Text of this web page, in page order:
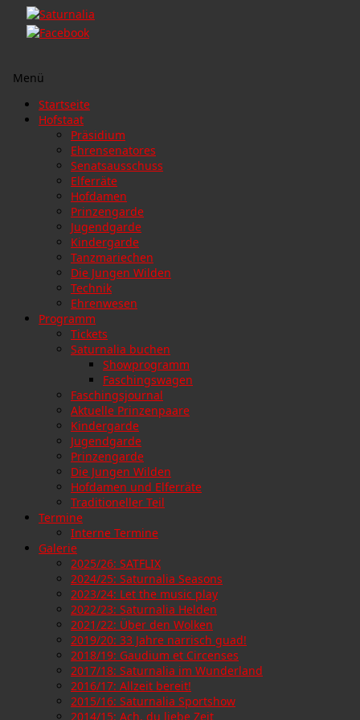
Menü
Zum
Inhalt
Startseite
Hofstaat
Präsidium
Ehrensenatores
Senatsausschuss
Elferräte
Hofdamen
Prinzengarde
Jugendgarde
Kindergarde
Tanzmariechen
Die Jungen Wilden
Technik
Ehrenwesen
Programm
Tickets
Saturnalia buchen
Showprogramm
Faschingswagen
Faschingsjournal
Aktuelle Prinzenpaare
Kindergarde
Jugendgarde
Prinzengarde
Die Jungen Wilden
Hofdamen und Elferräte
Traditioneller Teil
Termine
Interne Termine
Galerie
2025/26: SATFLIX
2024/25: Saturnalia Seasons
2023/24: Let the music play
2022/23: Saturnalia Helden
2021/22: Über den Wolken
2019/20: 33 Jahre narrisch guad!
2018/19: Gaudium et Circenses
2017/18: Saturnalia im Wunderland
2016/17: Allzeit bereit!
2015/16: Saturnalia Sportshow
2014/15: Ach, du liebe Zeit